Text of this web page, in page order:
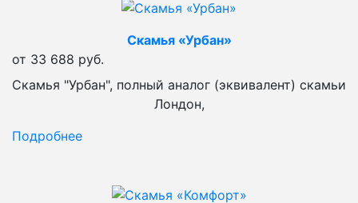
Скамья «Урбан»
от 33 688 руб.
Скамья "Урбан", полный аналог (эквивалент) скамьи
Лондон,
Подробнее